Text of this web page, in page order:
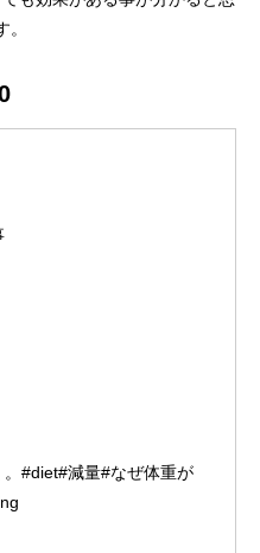
。
#diet#減量#なぜ体重が